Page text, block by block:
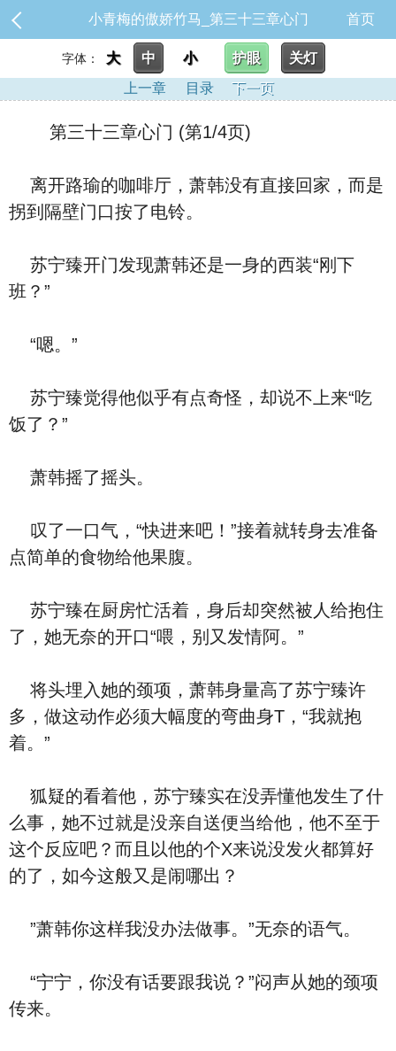
小青梅的傲娇竹马_第三十三章心门 首页
字体： 大 中 小 护眼
关灯
上一章
目录 下一页
第三十三章心门 (第1/4页)
离开路瑜的咖啡厅，萧韩没有直接回家，而是
拐到隔壁门口按了电铃。
苏宁臻开门发现萧韩还是一身的西装“刚下
班？”
“嗯。”
苏宁臻觉得他似乎有点奇怪，却说不上来“吃
饭了？”
萧韩摇了摇头。
叹了一口气，“快进来吧！”接着就转身去准备
点简单的食物给他果腹。
苏宁臻在厨房忙活着，身后却突然被人给抱住
了，她无奈的开口“喂，别又发情阿。”
将头埋入她的颈项，萧韩身量高了苏宁臻许
多，做这动作必须大幅度的弯曲身T，“我就抱
着。”
狐疑的看着他，苏宁臻实在没弄懂他发生了什
么事，她不过就是没亲自送便当给他，他不至于
这个反应吧？而且以他的个X来说没发火都算好
的了，如今这般又是闹哪出？
”萧韩你这样我没办法做事。”无奈的语气。
“宁宁，你没有话要跟我说？”闷声从她的颈项
传来。